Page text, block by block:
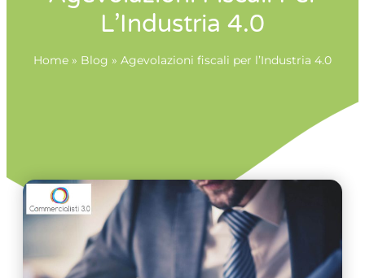
L’Industria 4.0
Home » Blog » Agevolazioni fiscali per l’Industria 4.0